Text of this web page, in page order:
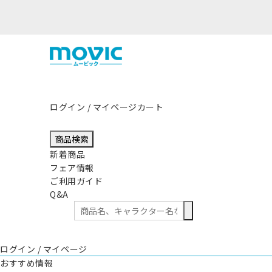
ログイン / マイページカート
商品検索
新着商品
フェア情報
ご利用ガイド
Q&A
ログイン / マイページ
おすすめ情報